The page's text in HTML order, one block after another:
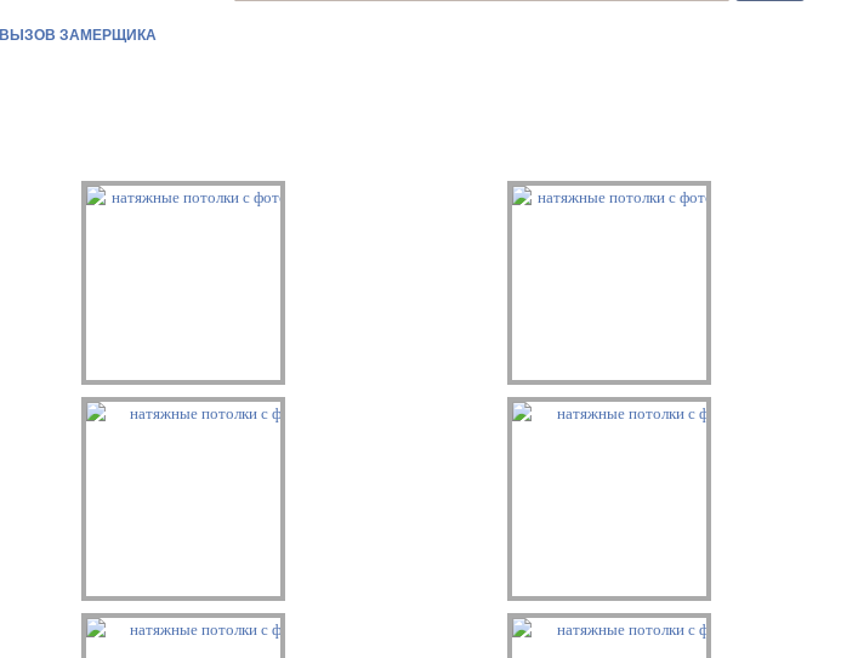
ВЫЗОВ ЗАМЕРЩИКА